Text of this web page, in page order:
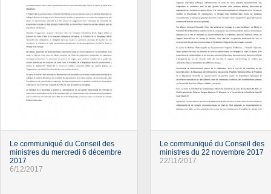
Le communiqué du Conseil des
ministres du mercredi 6 décembre
2017
6/12/2017
Le communiqué du Conseil des
ministres du 22 novembre 2017
22/11/2017